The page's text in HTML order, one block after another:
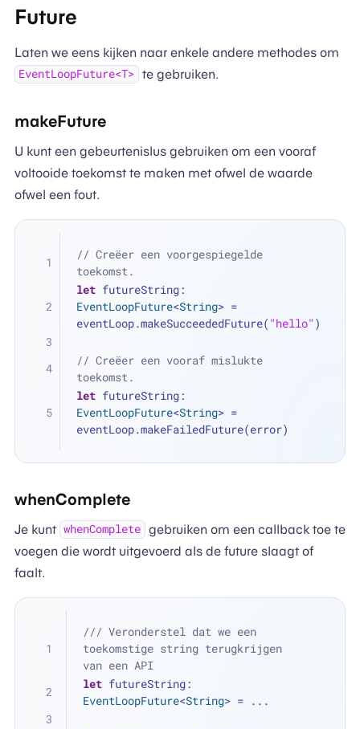
Future
Laten we eens kijken naar enkele andere methodes om
EventLoopFuture<T> te gebruiken.
makeFuture
U kunt een gebeurtenislus gebruiken om een vooraf
voltooide toekomst te maken met ofwel de waarde
ofwel een fout.
// Creëer een voorgespiegelde
toekomst.
let
EventLoopFuture<String> =
eventLoop.makeSucceededFuture( "hello" )
// Creëer een vooraf mislukte
toekomst.
let
EventLoopFuture<String> =
eventLoop.makeFailedFuture(error)
whenComplete
Je kunt whenComplete gebruiken om een callback toe te
voegen die wordt uitgevoerd als de future slaagt of
faalt.
/// Veronderstel dat we een
toekomstige string terugkrijgen
van een API
let
EventLoopFuture<String> = ...